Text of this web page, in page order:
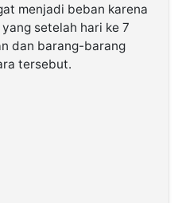
menjadi beban karena
setelah hari ke 7
dan barang-barang
tersebut.